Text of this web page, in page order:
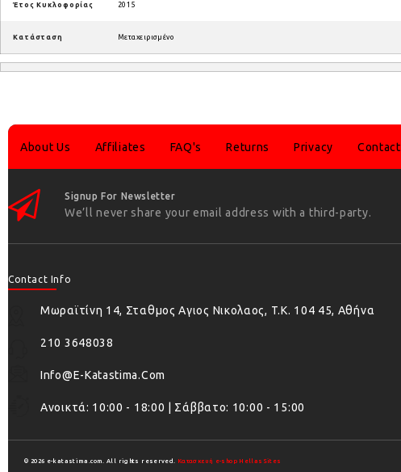
Έτος Κυκλοφορίας 2015
Κατάσταση Μεταχειρισμένο
About Us Affiliates FAQ's Returns Privacy Contact
Signup For Newsletter
We’ll never share your email address with a third-party.
Contact Info
Μωραϊτίνη 14, Σταθμος Αγιος Νικολαος, T.K. 104 45, Αθήνα
210 3648038
Info@e-Katastima.com
Ανοικτά: 10:00 - 18:00 | Σάββατο: 10:00 - 15:00
© 2026 e-katastima.com. All rights reserved. Κατασκευή e-shop HellasSites